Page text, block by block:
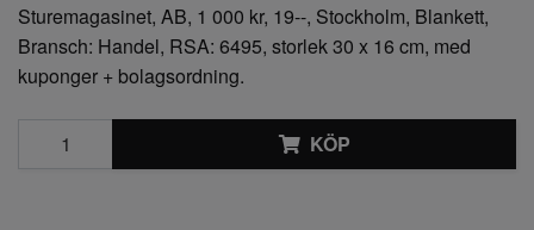
Sturemagasinet, AB, 1 000 kr, 19--, Stockholm, Blankett,
Bransch: Handel, RSA: 6495, storlek 30 x 16 cm, med
kuponger + bolagsordning.
KÖP